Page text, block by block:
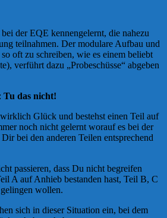
der EQE kennengelernt, die nahezu
teilnahmen. Der modulare Aufbau und
oft zu schreiben, wie es einem beliebt
verführt dazu „Probeschüsse“ abgeben
Tu das nicht!
Glück und bestehst einen Teil auf
noch nicht gelernt worauf es bei der
bei den anderen Teilen entsprechend
passieren, dass Du nicht begreifen
A auf Anhieb bestanden hast, Teil B, C
wollen.
sich in dieser Situation ein, bei dem